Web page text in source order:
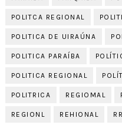
POLITCA REGIONAL
POLITICA DE UIRAÚNA
POLITICA PARAÍBA
POLITICA REGIONAL
POLITRICA REGIOMAL
REGIONL REHIONAL